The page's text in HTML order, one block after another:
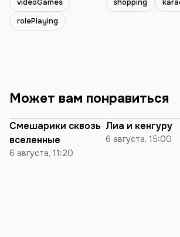
videoGames
rolePlaying
shopping
Может вам понравиться
Смешарики сквозь
вселенные
6 августа, 11:20
Лиа и кенгуру
6 августа, 15:00